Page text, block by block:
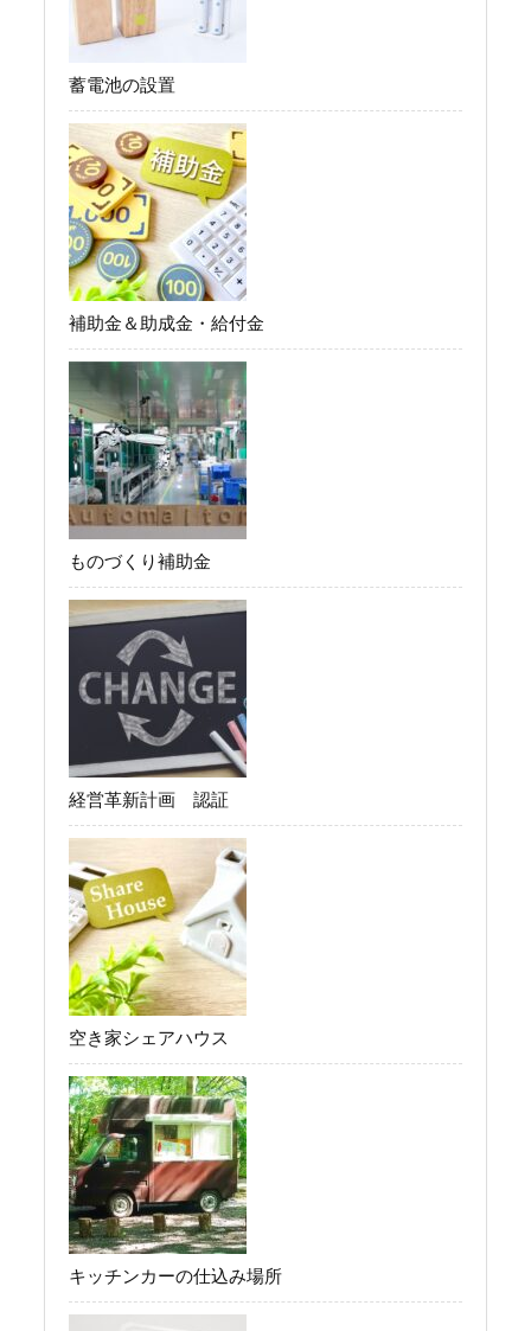
蓄電池の設置
補助金＆助成金・給付金
ものづくり補助金
経営革新計画 認証
空き家シェアハウス
キッチンカーの仕込み場所